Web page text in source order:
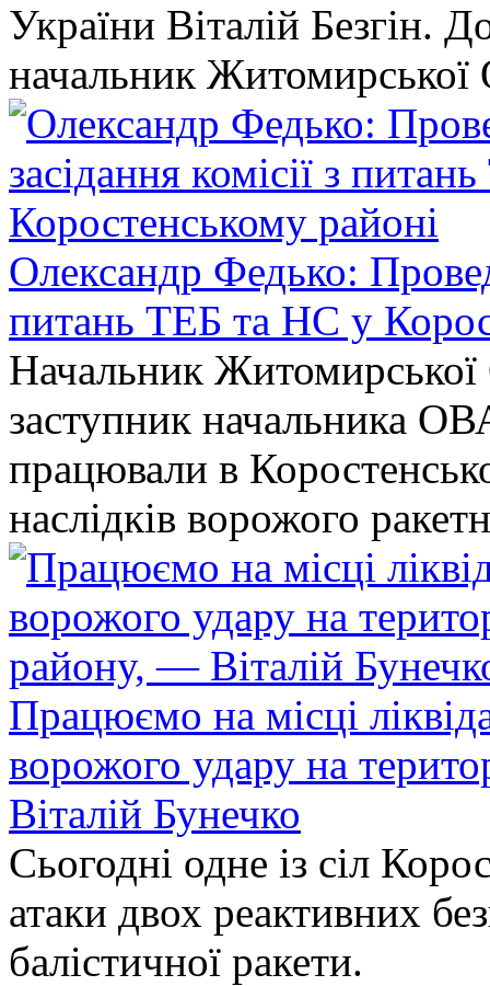
України Віталій Безгін.
начальник
Олександр Федько:
питань ТЕБ та НС у
Начальник
заступник начальника
працювали в
наслідків ворожого
Працюємо на місці
ворожого удару на
Віталій Бунечко
Сьогодні одне із сіл
атаки двох реактивних
балістичної ракети.